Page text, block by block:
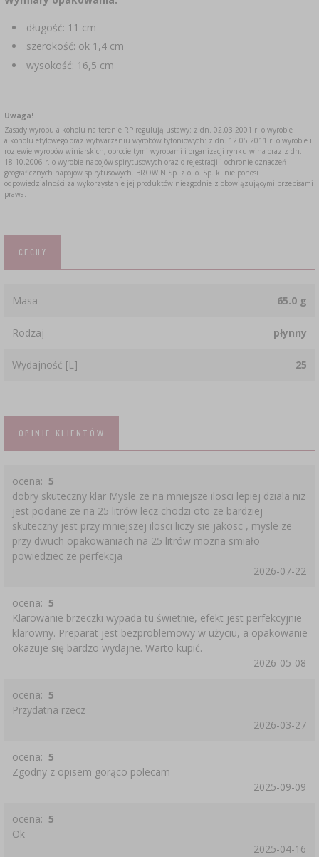
długość: 11 cm
szerokość: ok 1,4 cm
wysokość: 16,5 cm
Uwaga!
Zasady wyrobu alkoholu na terenie RP regulują ustawy: z dn. 02.03.2001 r. o wyrobie
alkoholu etylowego oraz wytwarzaniu wyrobów tytoniowych: z dn. 12.05.2011 r. o wyrobie i
rozlewie wyrobów winiarskich, obrocie tymi wyrobami i organizacji rynku wina oraz z dn.
18.10.2006 r. o wyrobie napojów spirytusowych oraz o rejestracji i ochronie oznaczeń
geograficznych napojów spirytusowych. BROWIN Sp. z o. o. Sp. k. nie ponosi
odpowiedzialności za wykorzystanie jej produktów niezgodnie z obowiązującymi przepisami
prawa.
CECHY
Masa 65.0 g
Rodzaj płynny
Wydajność [L] 25
OPINIE KLIENTÓW
ocena: 5
dobry skuteczny klar Mysle ze na mniejsze ilosci lepiej dziala niz
jest podane ze na 25 litrów lecz chodzi oto ze bardziej
skuteczny jest przy mniejszej ilosci liczy sie jakosc , mysle ze
przy dwuch opakowaniach na 25 litrów mozna smiało
powiedziec ze perfekcja
2026-07-22
ocena: 5
Klarowanie brzeczki wypada tu świetnie, efekt jest perfekcyjnie
klarowny. Preparat jest bezproblemowy w użyciu, a opakowanie
okazuje się bardzo wydajne. Warto kupić.
2026-05-08
ocena: 5
Przydatna rzecz
2026-03-27
ocena: 5
Zgodny z opisem gorąco polecam
2025-09-09
ocena: 5
Ok
2025-04-16